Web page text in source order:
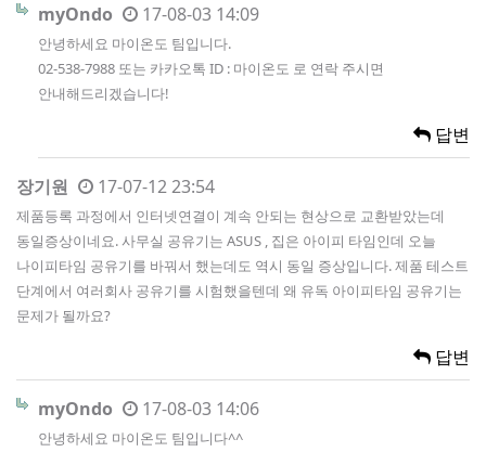
myOndo 17-08-03 14:09
안녕하세요 마이온도 팀입니다.
02-538-7988 또는 카카오톡 ID : 마이온도 로 연락 주시면
안내해드리겠습니다!
답변
장기원 17-07-12 23:54
제품등록 과정에서 인터넷연결이 계속 안되는 현상으로 교환받았는데
동일증상이네요. 사무실 공유기는 ASUS , 집은 아이피 타임인데 오늘
나이피타임 공유기를 바꿔서 했는데도 역시 동일 증상입니다. 제품 테스트
단계에서 여러회사 공유기를 시험했을텐데 왜 유독 아이피타임 공유기는
문제가 될까요?
답변
myOndo 17-08-03 14:06
안녕하세요 마이온도 팀입니다^^